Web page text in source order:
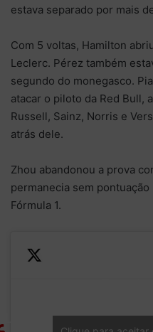
estava separado por mais
Com 5 voltas, Hamilton
Leclerc. Pérez também
segundo do monegasco.
atacar o piloto da Red Bull,
Russell, Sainz, Norris e
atrás dele.
Zhou abandonou a prova
permanecia sem
Fórmula 1.